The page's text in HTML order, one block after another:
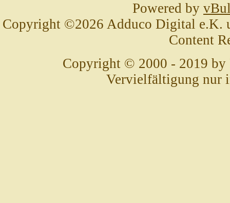
Powered by
Copyright ©2026 Adduco Digital e.K.
Content
Copyright © 2000 - 2019 by
Vervielfältigung nur